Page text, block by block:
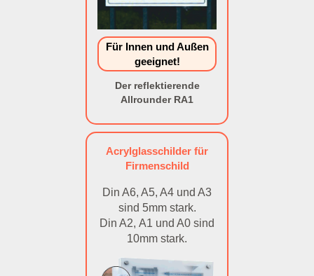
Für Innen und Außen
geeignet!
Der reflektierende
Allrounder RA1
Acrylglasschilder für
Firmenschild
Din A6, A5, A4 und A3
sind 5mm stark.
Din A2, A1 und A0 sind
10mm stark.